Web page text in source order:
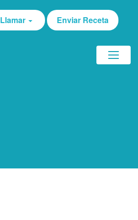
Llamar Enviar Receta